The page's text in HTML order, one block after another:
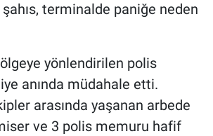
terminalde paniğe neden
yönlendirilen polis
anında müdahale etti.
arasında yaşanan arbede
ve 3 polis memuru hafif